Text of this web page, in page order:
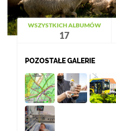
WSZYSTKICH ALBUMÓW
17
POZOSTAŁE GALERIE